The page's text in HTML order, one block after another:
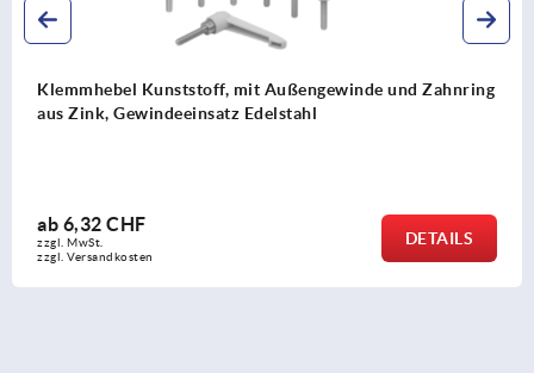
Klemmhebel Kunststoff, mit Außengewinde und Zahnring
aus Zink, Gewindeeinsatz Edelstahl
ab 6,32 CHF
zzgl. MwSt.
zzgl. Versandkosten
DETAILS